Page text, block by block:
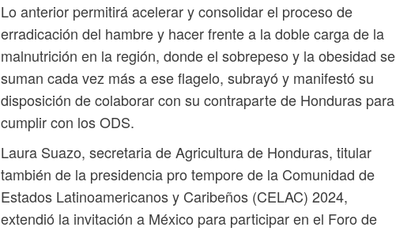
Lo anterior permitirá acelerar y consolidar el proceso de
erradicación del hambre y hacer frente a la doble carga de la
malnutrición en la región, donde el sobrepeso y la obesidad se
suman cada vez más a ese flagelo, subrayó y manifestó su
disposición de colaborar con su contraparte de Honduras para
cumplir con los ODS.
Laura Suazo, secretaria de Agricultura de Honduras, titular
también de la presidencia pro tempore de la Comunidad de
Estados Latinoamericanos y Caribeños (CELAC) 2024,
extendió la invitación a México para participar en el Foro de